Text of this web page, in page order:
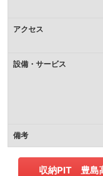
アクセス
設備・サービス
備考
収納PIT 豊島